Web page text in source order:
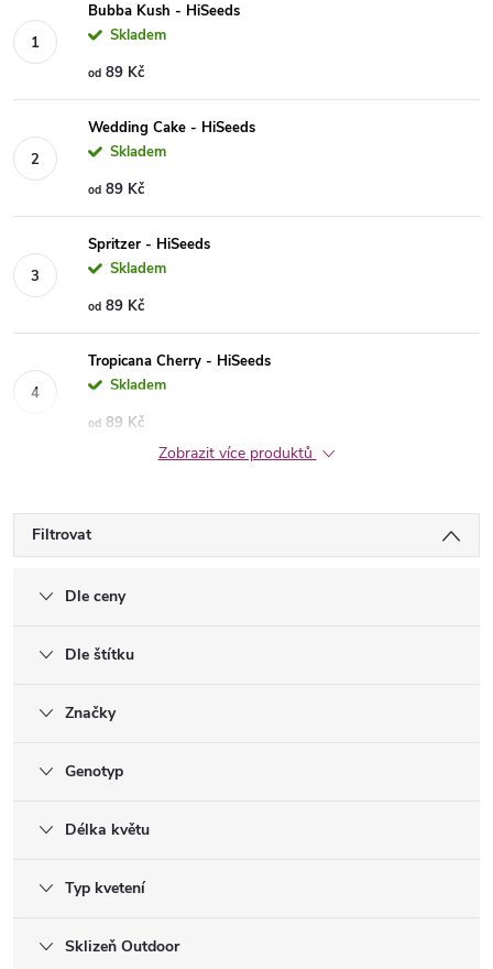
Bubba Kush - HiSeeds
Skladem
od 89 Kč
Wedding Cake - HiSeeds
Skladem
od 89 Kč
Spritzer - HiSeeds
Skladem
od 89 Kč
Tropicana Cherry - HiSeeds
Skladem
od 89 Kč
Zobrazit více produktů
Filtrovat
Dle ceny
Dle štítku
Značky
Genotyp
Délka květu
Typ kvetení
Sklizeň Outdoor